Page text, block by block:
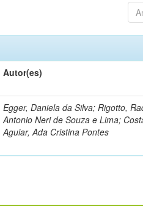
Autor(es)
Egger, Daniela da Silva; Rigotto,
Antonio Neri de Souza e Lima;
Aguiar, Ada Cristina Pontes